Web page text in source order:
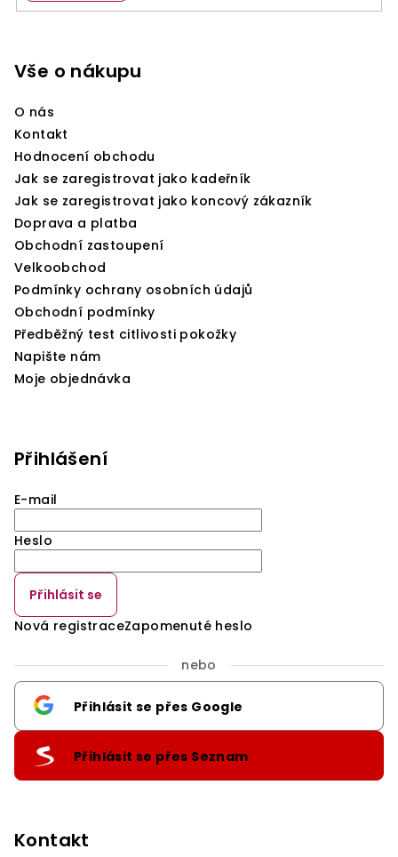
Vše o nákupu
O nás
Kontakt
Hodnocení obchodu
Jak se zaregistrovat jako kadeřník
Jak se zaregistrovat jako koncový zákazník
Doprava a platba
Obchodní zastoupení
Velkoobchod
Podmínky ochrany osobních údajů
Obchodní podmínky
Předběžný test citlivosti pokožky
Napište nám
Moje objednávka
Přihlášení
E-mail
Heslo
Přihlásit se
Nová registraceZapomenuté heslo
nebo
Přihlásit se přes Google
Přihlásit se přes Seznam
Kontakt